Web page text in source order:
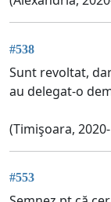
#538
Sunt revoltat,
au delegat-o
(Timişoara,
#553